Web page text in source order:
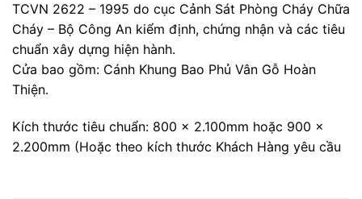
TCVN 2622 – 1995 do cục Cảnh Sát Phòng Cháy Chữa
Cháy – Bộ Công An kiểm định, chứng nhận và các tiêu
chuẩn xây dựng hiện hành.
Cửa bao gồm: Cánh Khung Bao Phủ Vân Gỗ Hoàn
Thiện.
Kích thước tiêu chuẩn: 800 x 2.100mm hoặc 900 x
2.200mm (Hoặc theo kích thước Khách Hàng yêu cầu